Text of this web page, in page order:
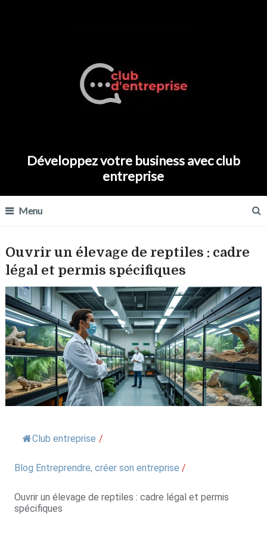
Développez votre business avec club
entreprise
Menu
Ouvrir un élevage de reptiles : cadre
légal et permis spécifiques
Club entreprise /
Blog Entreprendre, créer son entreprise /
Ouvrir un élevage de reptiles : cadre légal et permis
spécifiques